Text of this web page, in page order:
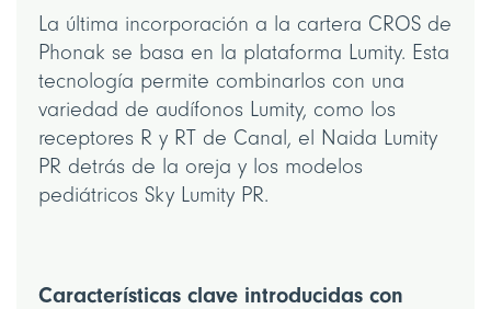
La última incorporación a la cartera CROS de
Phonak se basa en la plataforma Lumity. Esta
tecnología permite combinarlos con una
variedad de audífonos Lumity, como los
receptores R y RT de Canal, el Naida Lumity
PR detrás de la oreja y los modelos
pediátricos Sky Lumity PR.
Características clave introducidas con